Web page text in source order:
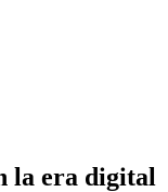
la era digital